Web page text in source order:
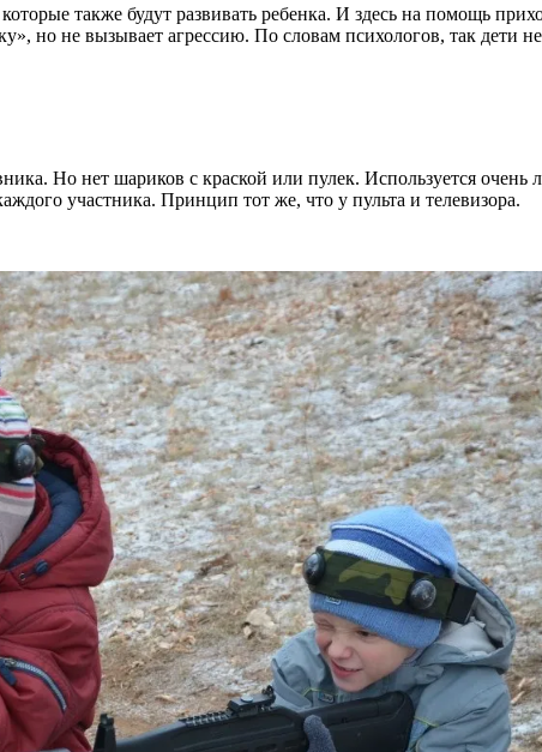
также будут развивать ребенка. И здесь на помощь
но не вызывает агрессию. По словам психологов, так дети
Но нет шариков с краской или пулек. Используется очень
участника. Принцип тот же, что у пульта и телевизора.